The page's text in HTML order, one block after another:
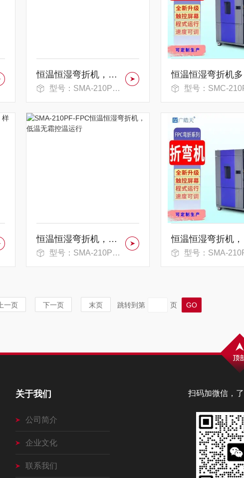
恒温恒湿弯折机，温度补偿自动调节
型号：SMA-210PF-FPC 型号：SMC-210PF-
恒温恒湿弯折机，低温无霜控温运行
型号：SMA-210PF-FPC 型号：SMA-210PF-
上一页 下一页 末页 跳转到第 页
扫码加微信，
关于我们
公司简介
企业文化
联系我们